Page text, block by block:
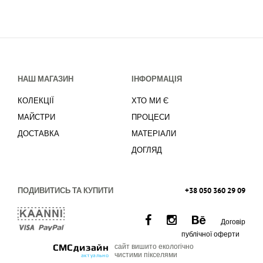
НАШ МАГАЗИН
КОЛЕКЦІЇ
МАЙСТРИ
ДОСТАВКА
ІНФОРМАЦІЯ
ХТО МИ Є
ПРОЦЕСИ
МАТЕРІАЛИ
ДОГЛЯД
ПОДИВИТИСЬ ТА КУПИТИ +38 050 360 29 09
Договір
публічної оферти
СМСдизайн
актуально
сайт вишито екологічно
чистими пікселями